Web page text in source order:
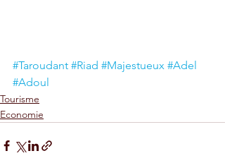
#Taroudant #Riad #Majestueux #Adel
#Adoul
Tourisme
Economie